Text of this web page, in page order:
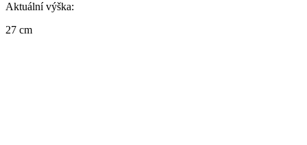
Aktuální výška:
27 cm